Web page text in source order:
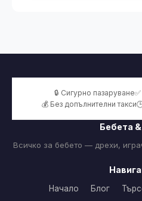
🔒 Сигурно пазаруване
💰 Без допълнителни такси
Бебета
Всичко за бебето — дрехи,
Начало Блог